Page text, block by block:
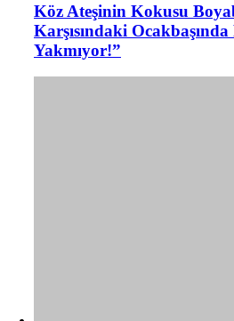
Köz Ateşinin Kokusu
Karşısındaki
Yakmıyor!”